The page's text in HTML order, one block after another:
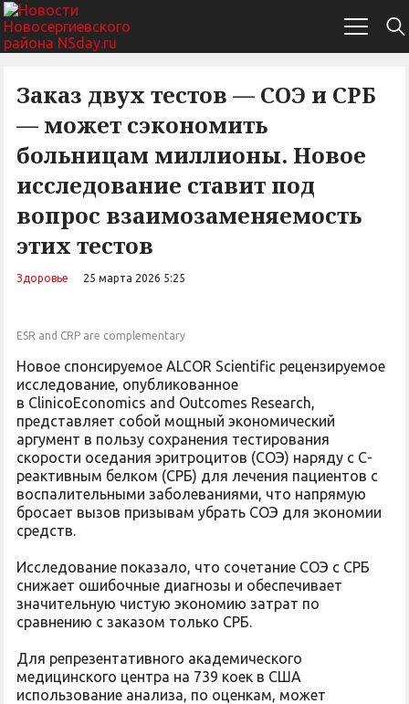
Заказ двух тестов — СОЭ и СРБ
— может сэкономить
больницам миллионы. Новое
исследование ставит под
вопрос взаимозаменяемость
этих тестов
Здоровье 25 марта 2026 5:25
ESR and CRP are complementary
Новое спонсируемое ALCOR Scientific рецензируемое
исследование, опубликованное
в ClinicoEconomics and Outcomes Research,
представляет собой мощный экономический
аргумент в пользу сохранения тестирования
скорости оседания эритроцитов (СОЭ) наряду с С-
реактивным белком (СРБ) для лечения пациентов с
воспалительными заболеваниями, что напрямую
бросает вызов призывам убрать СОЭ для экономии
средств.
Исследование показало, что сочетание СОЭ с СРБ
снижает ошибочные диагнозы и обеспечивает
значительную чистую экономию затрат по
сравнению с заказом только СРБ.
Для репрезентативного академического
медицинского центра на 739 коек в США
использование анализа, по оценкам, может